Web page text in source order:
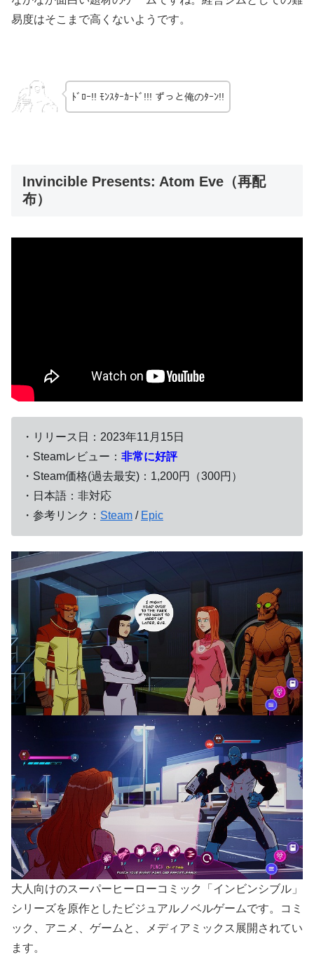
易度はそこまで高くないようです。
ﾄﾞﾛｰ!! ﾓﾝｽﾀｰｶｰﾄﾞ!!! ずっと俺のﾀｰﾝ!!
Invincible Presents: Atom Eve（再配
布）
・リリース日：2023年11月15日
・Steamレビュー： 非常に好評
・Steam価格(過去最安)：1,200円（300円）
・日本語：非対応
・参考リンク： Steam / Epic
大人向けのスーパーヒーローコミック「インビンシブル」
シリーズを原作としたビジュアルノベルゲームです。コミ
ック、アニメ、ゲームと、メディアミックス展開されてい
ます。